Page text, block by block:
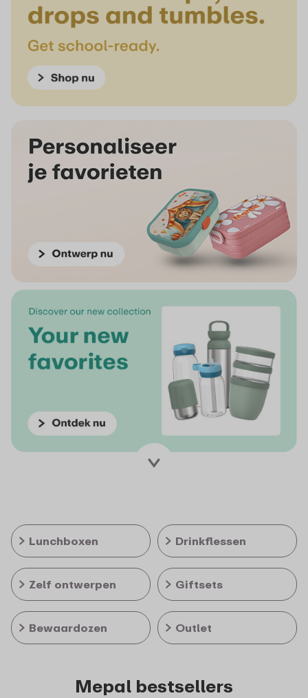
Lunchboxen Drinkflessen
Zelf ontwerpen Giftsets
Bewaardozen Outlet
Mepal bestsellers